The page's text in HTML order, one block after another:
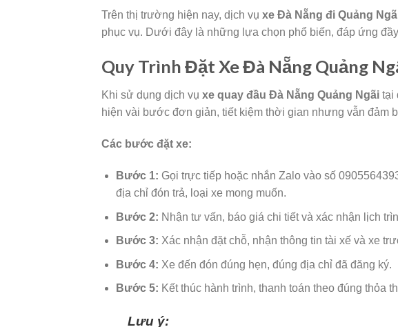
Trên thị trường hiện nay, dịch vụ xe Đà Nẵng đi Quảng
phục vụ. Dưới đây là những lựa chọn phổ biến, đáp ứng
Quy Trình Đặt Xe Đà Nẵng Quảng
Khi sử dụng dịch vụ xe quay đầu Đà Nẵng Quảng Ngãi tại
hiện vài bước đơn giản, tiết kiệm thời gian nhưng vẫn đảm
Các bước đặt xe:
Bước 1: Gọi trực tiếp hoặc nhắn Zalo vào số
địa chỉ đón trả, loại xe mong muốn.
Bước 2: Nhận tư vấn, báo giá chi tiết và xác nhận lịch
Bước 3: Xác nhận đặt chỗ, nhận thông tin tài xế và xe
Bước 4: Xe đến đón đúng hẹn, đúng địa chỉ đã đăng ký.
Bước 5: Kết thúc hành trình, thanh toán theo đúng thỏa
Lưu ý: